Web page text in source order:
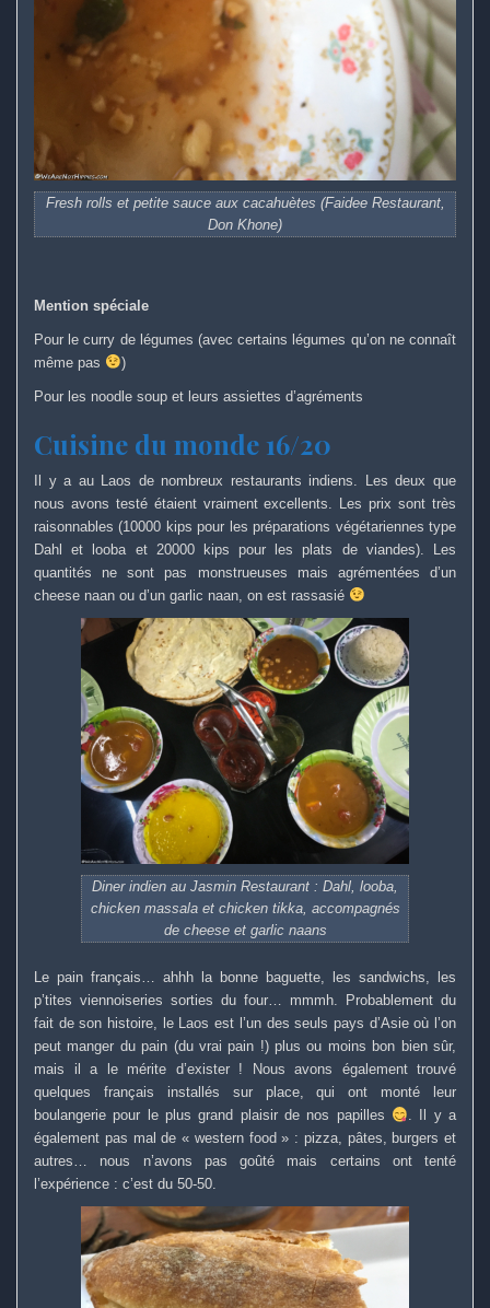
Fresh rolls et petite sauce aux cacahuètes (Faidee Restaurant,
Don Khone)
Mention spéciale
Pour le curry de légumes (avec certains légumes qu’on ne connaît
même pas
)
Pour les noodle soup et leurs assiettes d’agréments
Cuisine du monde 16/20
Il y a au Laos de nombreux restaurants indiens. Les deux que
nous avons testé étaient vraiment excellents. Les prix sont très
raisonnables (10000 kips pour les préparations végétariennes type
Dahl et looba et 20000 kips pour les plats de viandes). Les
quantités ne sont pas monstrueuses mais agrémentées d’un
cheese naan ou d’un garlic naan, on est rassasié
Diner indien au Jasmin Restaurant : Dahl, looba,
chicken massala et chicken tikka, accompagnés
de cheese et garlic naans
Le pain français… ahhh la bonne baguette, les sandwichs, les
p’tites viennoiseries sorties du four… mmmh. Probablement du
fait de son histoire, le Laos est l’un des seuls pays d’Asie où l’on
peut manger du pain (du vrai pain !) plus ou moins bon bien sûr,
mais il a le mérite d’exister ! Nous avons également trouvé
quelques français installés sur place, qui ont monté leur
boulangerie pour le plus grand plaisir de nos papilles
. Il y a
également pas mal de « western food » : pizza, pâtes, burgers et
autres… nous n’avons pas goûté mais certains ont tenté
l’expérience : c’est du 50-50.